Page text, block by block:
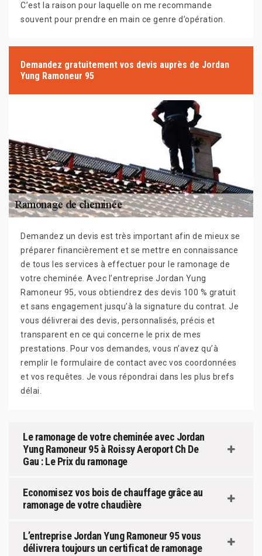
C’est la raison pour laquelle on me recommande
souvent pour prendre en main ce genre d’opération.
Demandez gratuitement vos devis auprès de Jordan
Yung Ramoneur 95
Demandez un devis est très important afin de mieux se
préparer financièrement et se mettre en connaissance
de tous les services à effectuer pour le ramonage de
votre cheminée. Avec l’entreprise Jordan Yung
Ramoneur 95, vous obtiendrez des devis 100 % gratuit
et sans engagement jusqu’à la signature du contrat. Je
vous délivrerai des devis, personnalisés, précis et
transparent en ce qui concerne le prix de mes
prestations. Pour vos demandes, vous n’avez qu’à
remplir le formulaire de contact avec vos coordonnées
et vos requêtes. Je vous répondrai dans les plus brefs
délai.
Le ramonage de votre cheminée avec Jordan
Yung Ramoneur 95 à Roissy Aeroport Ch De
Gau : Le Prix du ramonage
Economisez vos bois de chauffage grâce au
ramonage de votre chaudière
L’entreprise Jordan Yung Ramoneur 95 vous
délivrera toujours un certificat de ramonage